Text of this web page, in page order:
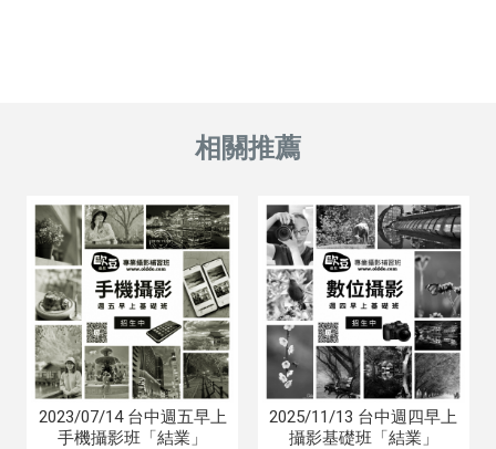
2023/07/14 台中週五早上
手機攝影班「結業」
2025/11/13 台中週四早上
攝影基礎班「結業」